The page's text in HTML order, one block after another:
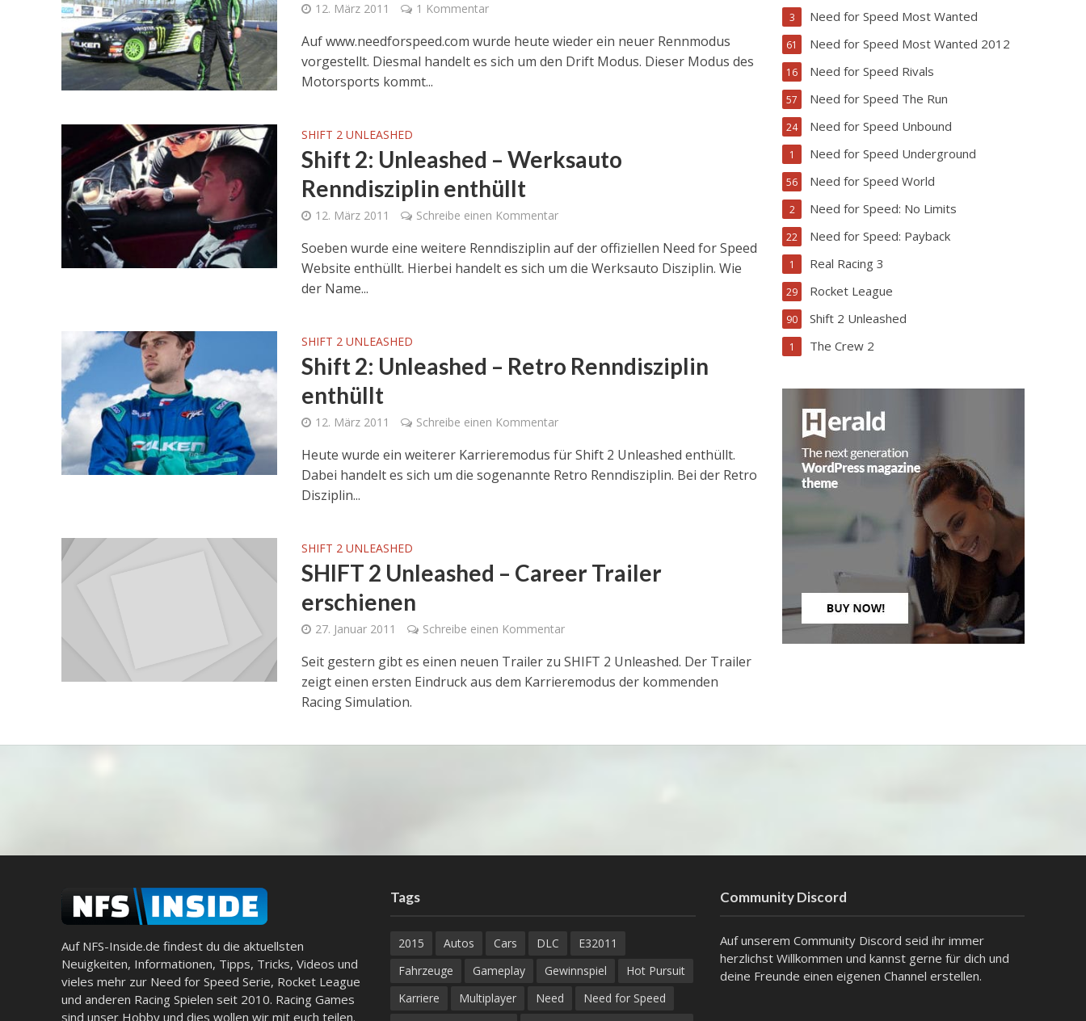
12. März 2011 1 Kommentar
Auf www.needforspeed.com wurde heute wieder ein neuer Rennmodus
vorgestellt. Diesmal handelt es sich um den Drift Modus. Dieser Modus des
Motorsports kommt...
SHIFT 2 UNLEASHED
Shift 2: Unleashed – Werksauto
Renndisziplin enthüllt
12. März 2011 Schreibe einen Kommentar
Soeben wurde eine weitere Renndisziplin auf der offiziellen Need for Speed
Website enthüllt. Hierbei handelt es sich um die Werksauto Disziplin. Wie
der Name...
SHIFT 2 UNLEASHED
Shift 2: Unleashed – Retro Renndisziplin
enthüllt
12. März 2011 Schreibe einen Kommentar
Heute wurde ein weiterer Karrieremodus für Shift 2 Unleashed enthüllt.
Dabei handelt es sich um die sogenannte Retro Renndisziplin. Bei der Retro
Disziplin...
SHIFT 2 UNLEASHED
SHIFT 2 Unleashed – Career Trailer
erschienen
27. Januar 2011 Schreibe einen Kommentar
Seit gestern gibt es einen neuen Trailer zu SHIFT 2 Unleashed. Der Trailer
zeigt einen ersten Eindruck aus dem Karrieremodus der kommenden
Racing Simulation.
Need for Speed Most Wanted
3
Need for Speed Most Wanted 2012
61
Need for Speed Rivals
16
Need for Speed The Run
57
Need for Speed Unbound
24
Need for Speed Underground
1
Need for Speed World
56
Need for Speed: No Limits
2
Need for Speed: Payback
22
Real Racing 3
1
Rocket League
29
Shift 2 Unleashed
90
The Crew 2
1
Auf NFS-Inside.de findest du die aktuellsten
Neuigkeiten, Informationen, Tipps, Tricks, Videos und
vieles mehr zur Need for Speed Serie, Rocket League
und anderen Racing Spielen seit 2010. Racing Games
sind unser Hobby und dies wollen wir mit euch teilen.
Tags
2015 Autos Cars DLC
E32011
Fahrzeuge
Gameplay Gewinnspiel
Hot Pursuit
Karriere
Multiplayer Need
Need for Speed
Community Discord
Auf unserem Community Discord seid ihr immer
herzlichst Willkommen und kannst gerne für dich und
deine Freunde einen eigenen Channel erstellen.